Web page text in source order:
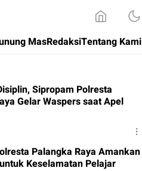
MasRedaksiTentang Kami
Sipropam Polresta
Gelar Waspers saat Apel
Palangka Raya Amankan
Keselamatan Pelajar